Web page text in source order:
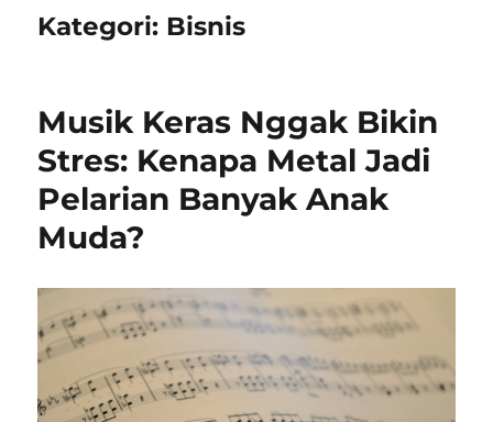
dengan Berita Terbaru
Kategori: Bisnis
Musik Keras Nggak Bikin
Stres: Kenapa Metal Jadi
Pelarian Banyak Anak
Muda?